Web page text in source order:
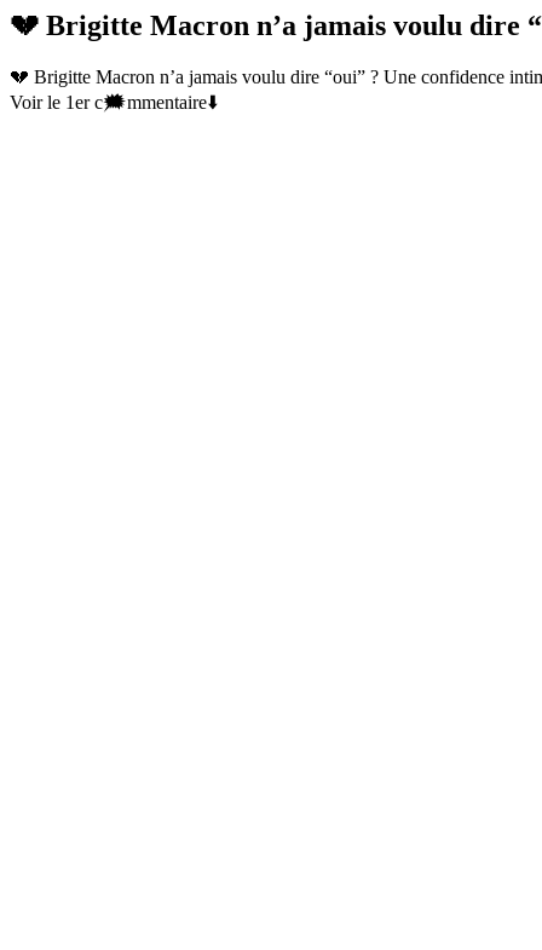
💔 Brigitte Macron n’a jamais voulu dire
💔 Brigitte Macron n’a jamais voulu dire “oui” ? Une confidence
Voir le 1er c🗯mmentaire⬇